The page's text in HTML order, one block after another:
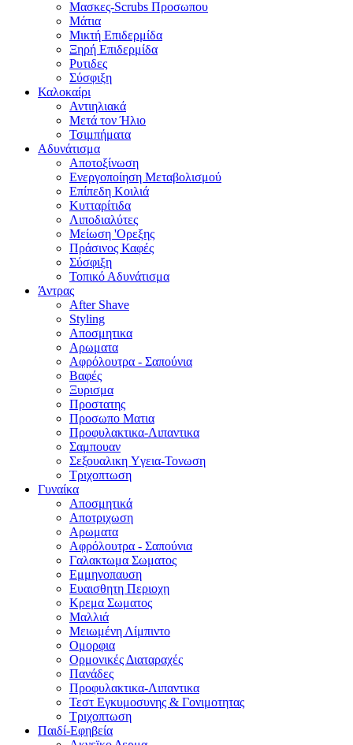
Μασκες-Scrubs Προσωπου
Μάτια
Μικτή Επιδερμίδα
Ξηρή Επιδερμίδα
Ρυτιδες
Σύσφιξη
Καλοκαίρι
Αντιηλιακά
Μετά τον Ήλιο
Τσιμπήματα
Αδυνάτισμα
Αποτοξίνωση
Ενεργοποίηση Μεταβολισμού
Επίπεδη Κοιλιά
Κυτταρίτιδα
Λιποδιαλύτες
Μείωση 'Ορεξης
Πράσινος Καφές
Σύσφιξη
Τοπικό Αδυνάτισμα
Άντρας
After Shave
Styling
Αποσμητικα
Αρωματα
Αφρόλουτρα - Σαπούνια
Βαφές
Ξυρισμα
Προστατης
Προσωπο Ματια
Προφυλακτικα-Λιπαντικα
Σαμπουαν
Σεξουαλικη Yγεια-Τονωση
Τριχοπτωση
Γυναίκα
Αποσμητικά
Αποτριχωση
Αρωματα
Αφρόλουτρα - Σαπούνια
Γαλακτωμα Σωματος
Εμμηνοπαυση
Ευαισθητη Περιοχη
Κρεμα Σωματος
Μαλλιά
Μειωμένη Λίμπιντο
Ομορφια
Ορμονικές Διαταραχές
Πανάδες
Προφυλακτικα-Λιπαντικα
Τεστ Εγκυμοσυνης & Γονιμοτητας
Τριχοπτωση
Παιδί-Εφηβεία